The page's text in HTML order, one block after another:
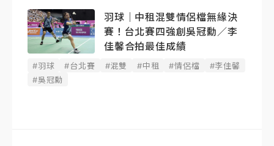
羽球｜中租混雙情侶檔無緣決
賽！台北賽四強創吳冠勳／李
佳馨合拍最佳成績
#羽球 #台北賽 #混雙 #中租 #情侶檔
#李佳馨
#吳冠勳